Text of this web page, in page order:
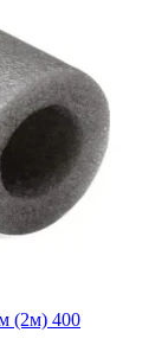
(2м) 400